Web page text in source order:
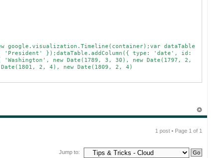
dataTable
'President' });dataTable.addColumn({ type: 'date', id:
new Date(1789, 3, 30), new Date(1797, 2,
2, 4), new Date(1809, 2, 4)
1 post • Page 1 of 1
Jump to: